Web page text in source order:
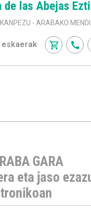
de las Abejas
- ARABAKO
eskaerak
GARA
eta jaso